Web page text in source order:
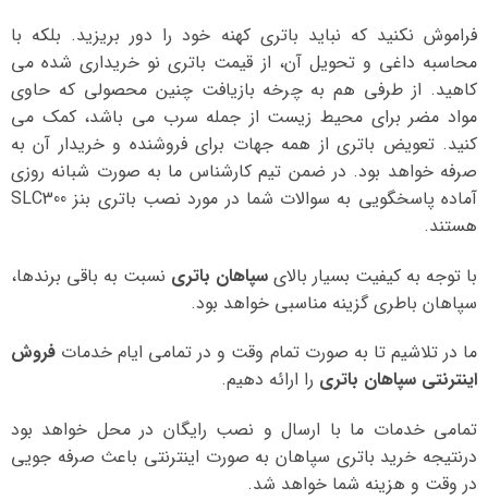
فراموش نکنید که نباید باتری کهنه خود را دور بریزید. بلکه با
محاسبه داغی و تحویل آن، از قیمت باتری نو خریداری شده می
کاهید. از طرفی هم به چرخه بازیافت چنین محصولی که حاوی
مواد مضر برای محیط زیست از جمله سرب می باشد، کمک می
کنید. تعویض باتری از همه جهات برای فروشنده و خریدار آن به
صرفه خواهد بود. در ضمن تیم کارشناس ما به صورت شبانه روزی
آماده پاسخگویی به سوالات شما در مورد نصب باتری بنز SLC300
هستند.
با توجه به کیفیت بسیار بالای سپاهان باتری نسبت به باقی برندها،
سپاهان باطری گزینه مناسبی خواهد بود.
ما در تلاشیم تا به صورت تمام وقت و در تمامی ایام خدمات فروش
اینترنتی سپاهان باتری را ارائه دهیم.
تمامی خدمات ما با ارسال و نصب رایگان در محل خواهد بود
درنتیجه خرید باتری سپاهان به صورت اینترنتی باعث صرفه جویی
در وقت و هزینه شما خواهد شد.